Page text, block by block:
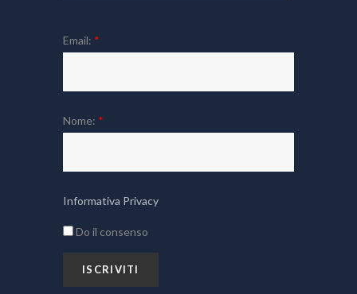
Email: *
Nome: *
Informativa Privacy
Do il consenso